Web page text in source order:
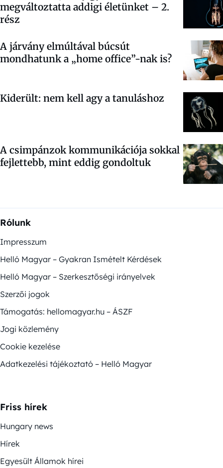
megváltoztatta addigi életünket – 2.
rész
A járvány elmúltával búcsút
mondhatunk a „home office”-nak is?
Kiderült: nem kell agy a tanuláshoz
A csimpánzok kommunikációja sokkal
fejlettebb, mint eddig gondoltuk
Rólunk
Impresszum
Helló Magyar – Gyakran Ismételt Kérdések
Helló Magyar – Szerkesztőségi irányelvek
Szerzői jogok
Támogatás: hellomagyar.hu – ÁSZF
Jogi közlemény
Cookie kezelése
Adatkezelési tájékoztató – Helló Magyar
Friss hírek
Hungary news
Hírek
Egyesült Államok hírei